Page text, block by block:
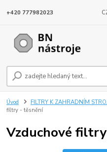
+420 777982023
Úvod FILTRY K ZAHRADNÍM
filtry - těsnění
Vzduchové